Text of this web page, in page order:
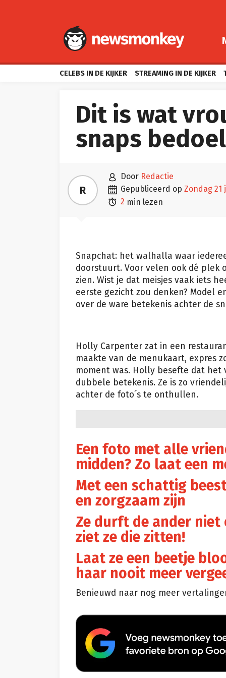
CELEBS IN DE KIJKER STREAMING IN DE KIJKER
Dit is wat
snaps
R
 door Redactie
 gepubliceerd op zondag 21
 2 min lezen
Snapchat: het walhalla waar
doorstuurt. Voor velen ook dé plek
zien. Wist je dat meisjes vaak iets
eerste gezicht zou denken? Model
over de ware betekenis achter de
Holly Carpenter zat in een
maakte van de menukaart, expres
moment was. Holly besefte dat
dubbele betekenis. Ze is zo
achter de foto´s te onthullen.
Een foto met alle
midden? Zo laat een
Met een schattig
en zorgzaam zijn
Ze durft de ander niet
ziet ze die zitten!
Laat ze een beetje
haar nooit meer
Benieuwd naar nog meer